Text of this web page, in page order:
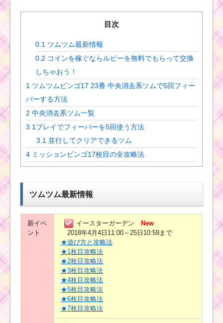
目次
0.1 ツムツム最新情報
0.2 コインを稼ぐならルビーを無料でもらって交換
しちゃおう！
1 ツムツムビンゴ17 23番 中央消去系ツムで5回フィー
バーする方法
2 中央消去系ツム一覧
3 1プレイでフィーバーを5回使う方法
3.1 並行してクリアできるツム
4 ミッションビンゴ17枚目の全攻略法
ツムツム最新情報
新イベ
ント
イースターガーデン New
2018年4月4日11:00～25日10:59まで
★遊び方と攻略法
★1枚目攻略法
★2枚目攻略法
★3枚目攻略法
★4枚目攻略法
★5枚目攻略法
★6枚目攻略法
★7枚目攻略法